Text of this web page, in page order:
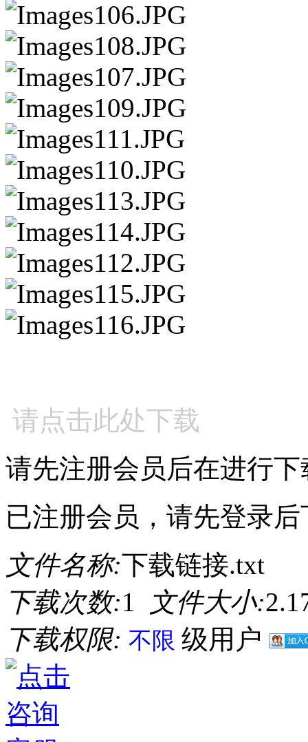
请点击此处下载
请先注册会员后在进行下
已注册会员，请先登录后
文件名称:下载链接.txt
下载次数:1 文件大小:
下载权限: 不限 级用户